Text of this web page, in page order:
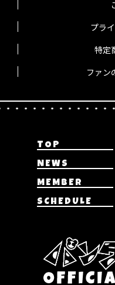
プラ
特定
ファン
TOP
NEWS
MEMBER
SCHEDULE